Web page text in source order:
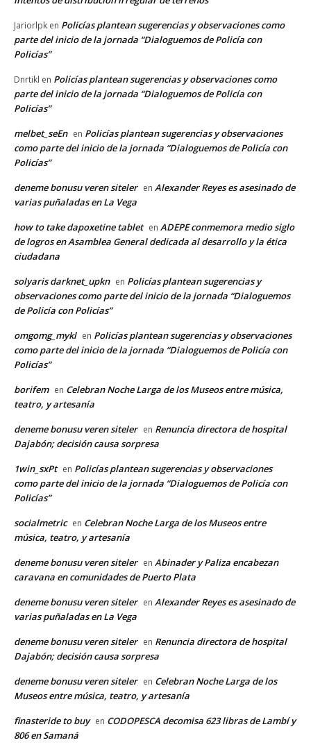
Jariorlpk en Policías plantean sugerencias y observaciones como
parte del inicio de la jornada “Dialoguemos de Policía con
Policías”
Dnrtikl en Policías plantean sugerencias y observaciones como
parte del inicio de la jornada “Dialoguemos de Policía con
Policías”
melbet_seEn en Policías plantean sugerencias y observaciones
como parte del inicio de la jornada “Dialoguemos de Policía con
Policías”
deneme bonusu veren siteler en Alexander Reyes es asesinado de
varias puñaladas en La Vega
how to take dapoxetine tablet en ADEPE conmemora medio siglo
de logros en Asamblea General dedicada al desarrollo y la ética
ciudadana
solyaris darknet_upkn en Policías plantean sugerencias y
observaciones como parte del inicio de la jornada “Dialoguemos
de Policía con Policías”
omgomg_mykl en Policías plantean sugerencias y observaciones
como parte del inicio de la jornada “Dialoguemos de Policía con
Policías”
borifem en Celebran Noche Larga de los Museos entre música,
teatro, y artesanía
deneme bonusu veren siteler en Renuncia directora de hospital
Dajabón; decisión causa sorpresa
1win_sxPt en Policías plantean sugerencias y observaciones
como parte del inicio de la jornada “Dialoguemos de Policía con
Policías”
socialmetric en Celebran Noche Larga de los Museos entre
música, teatro, y artesanía
deneme bonusu veren siteler en Abinader y Paliza encabezan
caravana en comunidades de Puerto Plata
deneme bonusu veren siteler en Alexander Reyes es asesinado de
varias puñaladas en La Vega
deneme bonusu veren siteler en Renuncia directora de hospital
Dajabón; decisión causa sorpresa
deneme bonusu veren siteler en Celebran Noche Larga de los
Museos entre música, teatro, y artesanía
finasteride to buy en CODOPESCA decomisa 623 libras de Lambí y
806 en Samaná